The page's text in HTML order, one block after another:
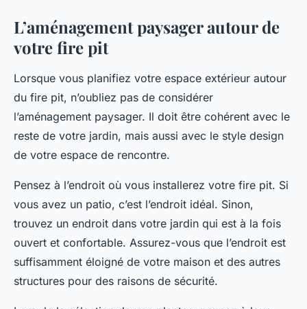
L’aménagement paysager autour de
votre fire pit
Lorsque vous planifiez votre espace extérieur autour
du fire pit, n’oubliez pas de considérer
l’aménagement paysager. Il doit être cohérent avec le
reste de votre jardin, mais aussi avec le style design
de votre espace de rencontre.
Pensez à l’endroit où vous installerez votre fire pit. Si
vous avez un patio, c’est l’endroit idéal. Sinon,
trouvez un endroit dans votre jardin qui est à la fois
ouvert et confortable. Assurez-vous que l’endroit est
suffisamment éloigné de votre maison et des autres
structures pour des raisons de sécurité.